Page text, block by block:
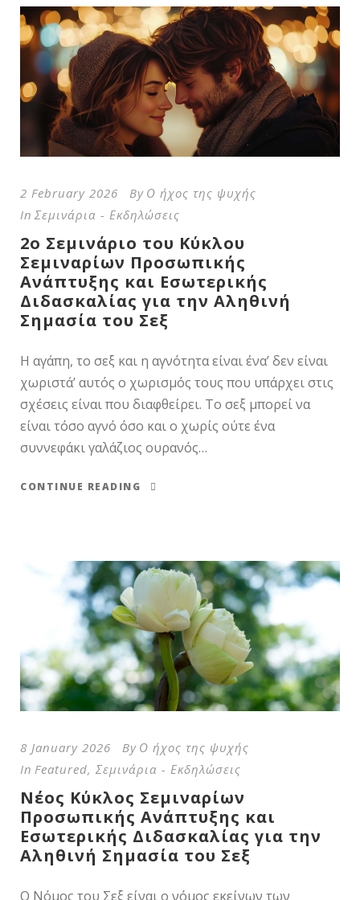
2 February 2026 By Ο ήχος της ψυχής
In Σεμινάρια - Εκδηλώσεις
2ο Σεμινάριο του Κύκλου
Σεμιναρίων Προσωπικής
Ανάπτυξης και Εσωτερικής
Διδασκαλίας για την Αληθινή
Σημασία του Σεξ
Η αγάπη, το σεξ και η αγνότητα είναι ένα’ δεν είναι
χωριστά’ αυτός ο χωρισμός τους που υπάρχει στις
σχέσεις είναι που διαφθείρει. Το σεξ μπορεί να
είναι τόσο αγνό όσο και ο χωρίς ούτε ένα
συννεφάκι γαλάζιος ουρανός…
CONTINUE READING
8 January 2026 By Ο ήχος της ψυχής
In Featured, Σεμινάρια - Εκδηλώσεις
Νέος Κύκλος Σεμιναρίων
Προσωπικής Ανάπτυξης και
Εσωτερικής Διδασκαλίας για την
Αληθινή Σημασία του Σεξ
Ο Νόμος του Σεξ είναι ο νόμος εκείνων των